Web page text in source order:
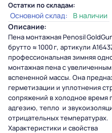
Остатки по складам:
Основной склад:
В наличии
Описание:
Пена монтажная Penosil
брутто ≈ 1000 г, артикули
профессиональная зимняя
монтажная пена с
вспененной массы. Она
герметизации и уплотнения
сопряжений в холодное время
адгезию, тепло и
отрицательных температурах.
Характеристики и свойства